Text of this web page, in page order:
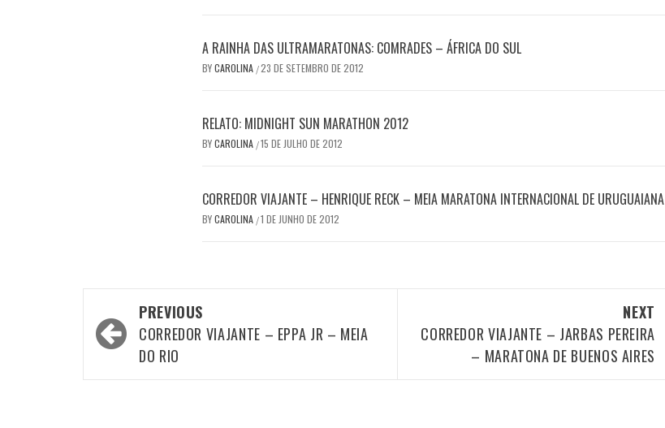
A RAINHA DAS ULTRAMARATONAS: COMRADES – ÁFRICA DO SUL
BYCAROLINA /23 DE SETEMBRO DE 2012
RELATO: MIDNIGHT SUN MARATHON 2012
BYCAROLINA /15 DE JULHO DE 2012
CORREDOR VIAJANTE – HENRIQUE RECK – MEIA MARATONA INTERNACIONAL DE URUGUAIANA
BYCAROLINA /1 DE JUNHO DE 2012
Post
navigation
PREVIOUS
CORREDOR VIAJANTE – EPPA JR – MEIA
DO RIO
NEXT
CORREDOR VIAJANTE – JARBAS PEREIRA
– MARATONA DE BUENOS AIRES